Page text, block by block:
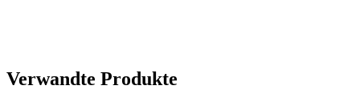
Verwandte Produkte